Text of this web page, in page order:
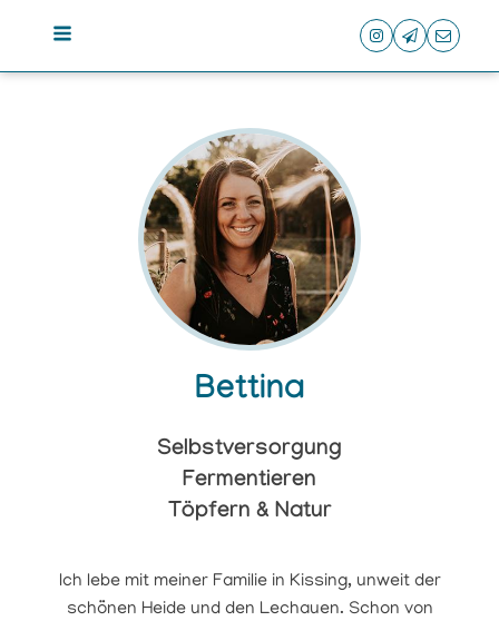
Bettina
Selbstversorgung
Fermentieren
Töpfern & Natur
Ich lebe mit meiner Familie in Kissing, unweit der
schönen Heide und den Lechauen. Schon von